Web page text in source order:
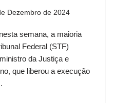
Dezembro de 2024
semana, a maioria
Federal (STF)
da Justiça e
que liberou a execução